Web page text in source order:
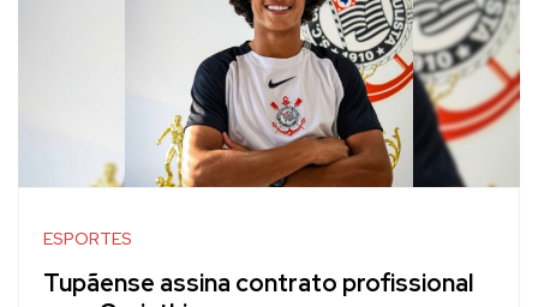
ESPORTES
Tupãense assina contrato profissional